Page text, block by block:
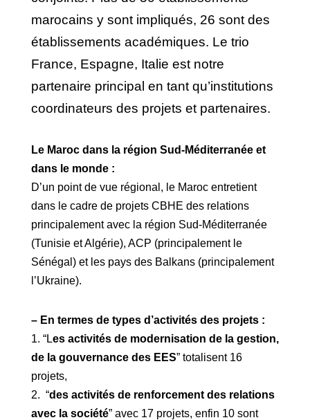
marocains y sont impliqués, 26 sont des
établissements académiques. Le trio
France, Espagne, Italie est notre
partenaire principal en tant qu’institutions
coordinateurs des projets et partenaires.
Le Maroc dans la région Sud-Méditerranée et
dans le monde :
D’un point de vue régional, le Maroc entretient
dans le cadre de projets CBHE des relations
principalement avec la région Sud-Méditerranée
(Tunisie et Algérie), ACP (principalement le
Sénégal) et les pays des Balkans (principalement
l’Ukraine).
– En termes de types d’activités des projets :
1. “Les activités de modernisation de la gestion,
de la gouvernance des EES” totalisent 16
projets,
2. “des activités de renforcement des relations
avec la société” avec 17 projets, enfin 10 sont